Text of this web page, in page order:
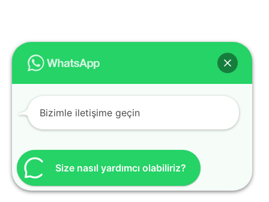
Size nasıl yardımcı olabiliriz?
Bizimle iletişime geçin